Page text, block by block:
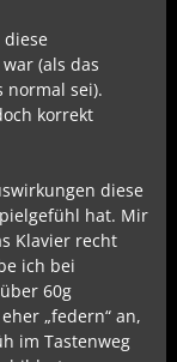
(als das
normal sei).
korrekt
diese
hat. Mir
Klavier recht
ich bei
60g
„federn“ an,
im Tastenweg